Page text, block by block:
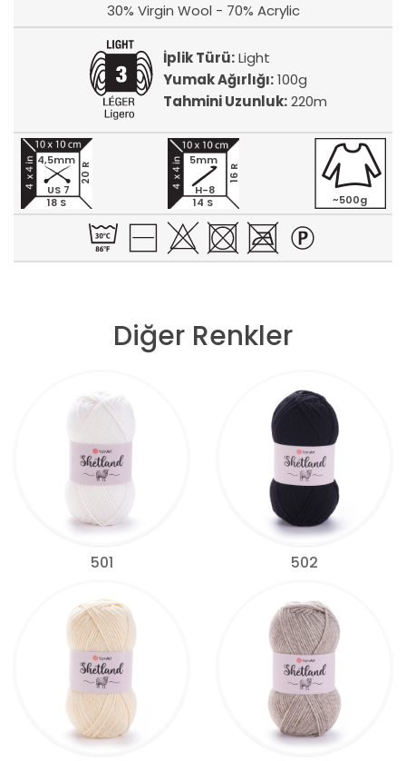
30% Virgin Wool - 70% Acrylic
İplik Türü:Light
Yumak Ağırlığı:100g
Tahmini Uzunluk:220m
18 S
20 R
4,5mm
US 7
14 S
16 R
5mm
H-8
~500g
Diğer Renkler
501 502